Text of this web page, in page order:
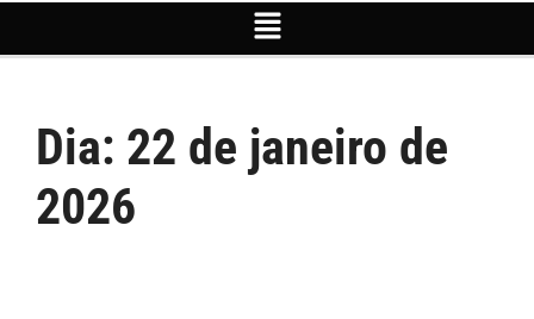
Dia: 22 de janeiro de
2026